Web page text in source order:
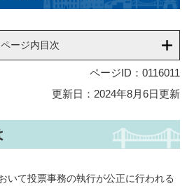
ページ内目次
ページID：0116011
更新日：2024年8月6日更新
いて投票事務の執行が公正に行われる